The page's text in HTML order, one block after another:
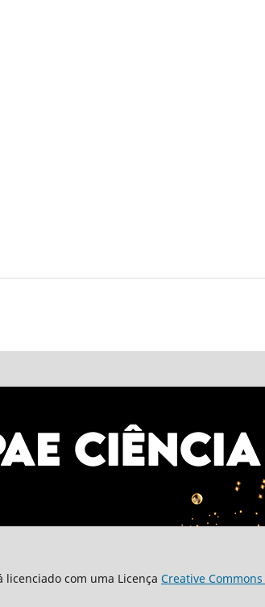
licenciado com uma Licença Creative